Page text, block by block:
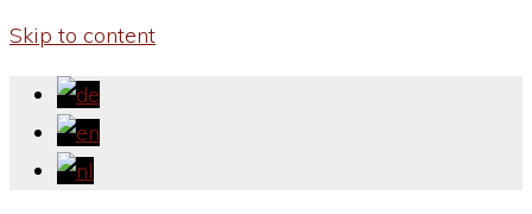
Skip to content